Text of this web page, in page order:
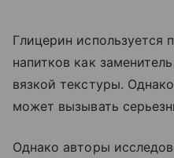
Глицерин используется
напитков как
вязкой текстуры.
может вызывать
Однако авторы